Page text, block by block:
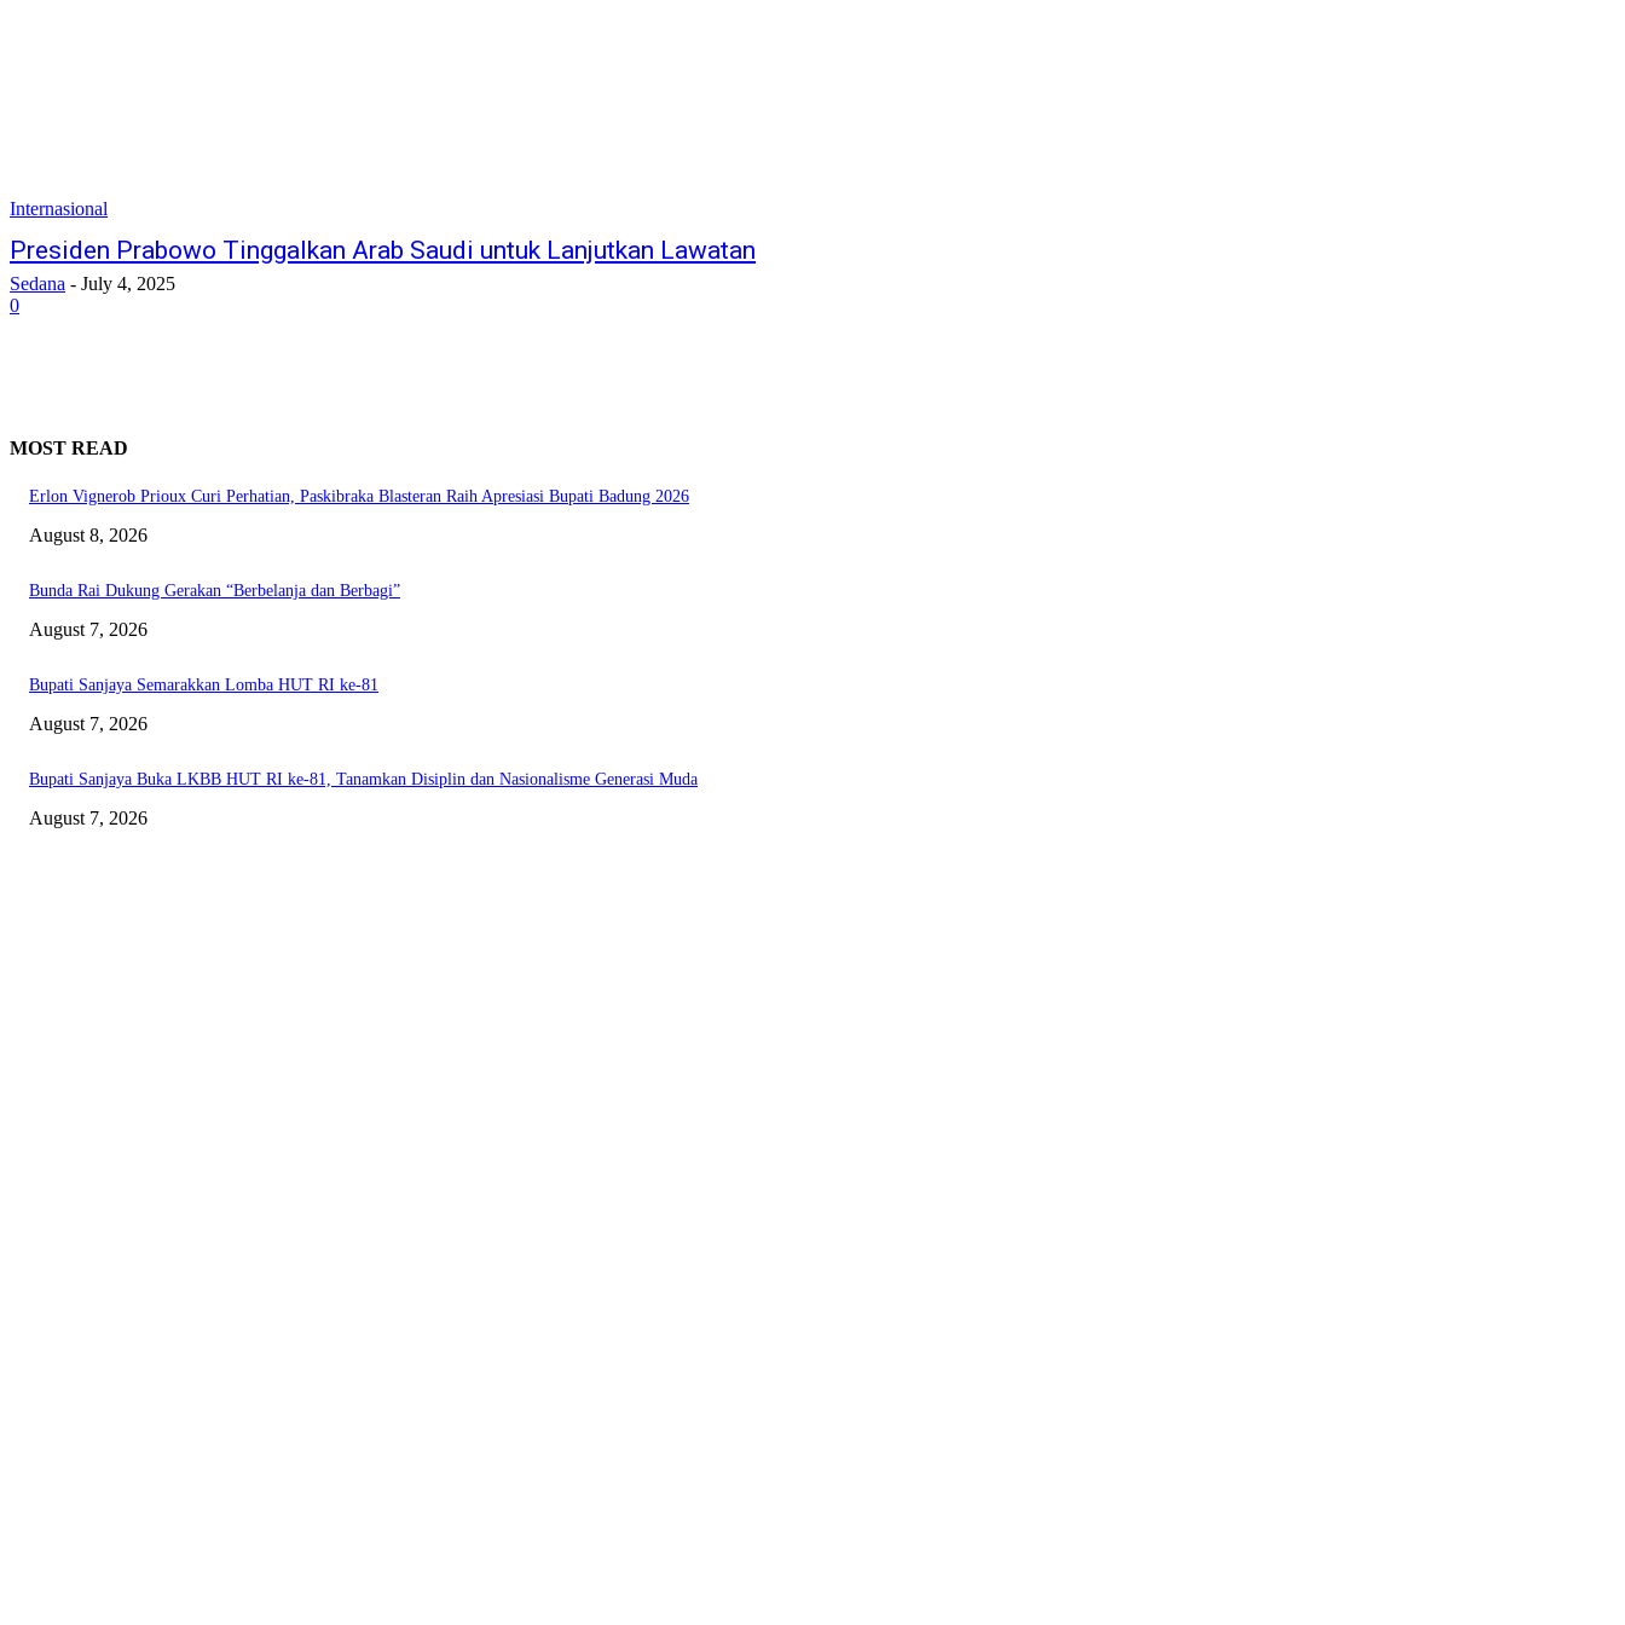
Internasional
Presiden Prabowo Tinggalkan Arab Saudi untuk Lanjutkan Lawatan
Sedana - July 4, 2025
0
MOST READ
Erlon Vignerob Prioux Curi Perhatian, Paskibraka Blasteran Raih Apresiasi Bupati Badung 2026
August 8, 2026
Bunda Rai Dukung Gerakan “Berbelanja dan Berbagi”
August 7, 2026
Bupati Sanjaya Semarakkan Lomba HUT RI ke-81
August 7, 2026
Bupati Sanjaya Buka LKBB HUT RI ke-81, Tanamkan Disiplin dan Nasionalisme Generasi Muda
August 7, 2026